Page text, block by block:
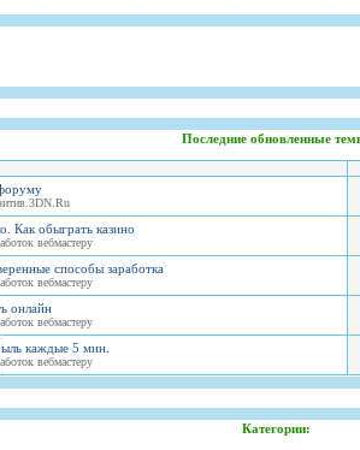
Последние обновленные
Как обыграть казино
вебмастеру
способы заработка
вебмастеру
онлайн
вебмастеру
каждые 5 мин.
вебмастеру
Категории: